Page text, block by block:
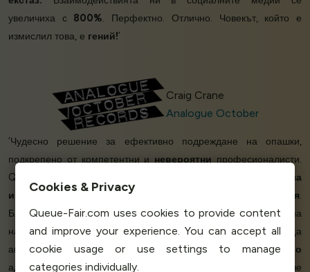
увеличиха с 800%. Перфектно. Отлично. Човекът, който е
измислил това, е гений!’
Craig Crane
Analogue October
‘Чудесно решение за ефективно подреждане на опашки,
подкрепено от компетентни и невероятни професионалисти.
Queue-Fair е
лесен за
интегриране
. Екипът им ни помогна на всяка стъпка по пътя.
Благодарение на Queue-Fair успяхме да предоставим на
нашите потребителидобре изглеждаща и функционираща
автоматизирана опашка. Те разполагат скрасиво
административно табло за управление. Радваме се, че
Cookies & Privacy
Queue-Fair.com uses cookies to provide content
and improve your experience. You can accept all
cookie usage or use settings to manage
categories individually.